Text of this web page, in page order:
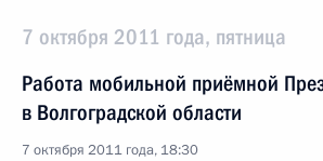
7 октября 2011 года, пятница
Работа мобильной приёмной
в Волгоградской области
7 октября 2011 года, 18:30